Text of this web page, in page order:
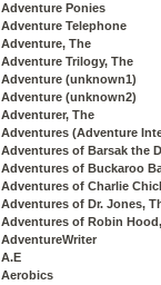
Adventure Ponies
Adventure Telephone
Adventure, The
Adventure Trilogy, The
Adventure (unknown1)
Adventure (unknown2)
Adventurer, The
Adventures (Adventure
Adventures of Barsak the
Adventures of Buckaroo
Adventures of Charlie
Adventures of Dr. Jones,
Adventures of Robin
AdventureWriter
A.E
Aerobics